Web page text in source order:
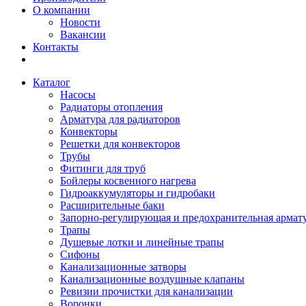
О компании
Новости
Вакансии
Контакты
Каталог
Насосы
Радиаторы отопления
Арматура для радиаторов
Конвекторы
Решетки для конвекторов
Трубы
Фитинги для труб
Бойлеры косвенного нагрева
Гидроаккумуляторы и гидробаки
Расширительные баки
Запорно-регулирующая и предохранительная
Трапы
Душевые лотки и линейные трапы
Сифоны
Канализационные затворы
Канализационные воздушные клапаны
Ревизии прочистки для канализации
Воронки